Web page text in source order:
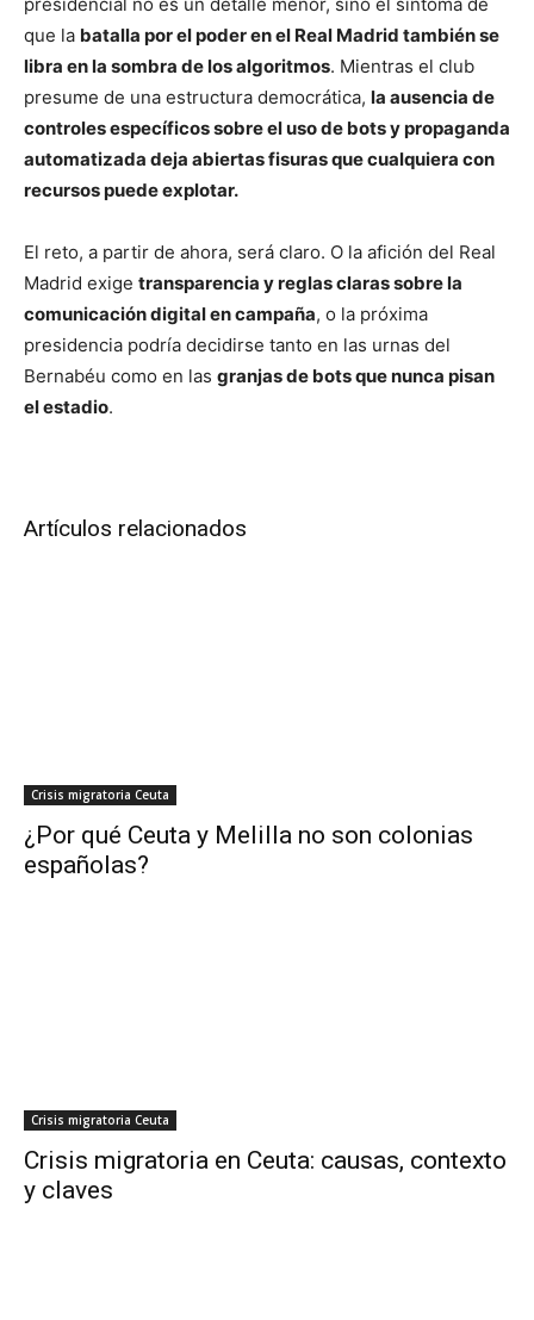
que la batalla por el poder en el Real Madrid también se
libra en la sombra de los algoritmos. Mientras el club
presume de una estructura democrática, la ausencia de
controles específicos sobre el uso de bots y propaganda
automatizada deja abiertas fisuras que cualquiera con
recursos puede explotar.
El reto, a partir de ahora, será claro. O la afición del Real
Madrid exige transparencia y reglas claras sobre la
comunicación digital en campaña, o la próxima
presidencia podría decidirse tanto en las urnas del
Bernabéu como en las granjas de bots que nunca pisan
el estadio.
Artículos relacionados
Crisis migratoria Ceuta
¿Por qué Ceuta y Melilla no son colonias
españolas?
Crisis migratoria Ceuta
Crisis migratoria en Ceuta: causas, contexto
y claves